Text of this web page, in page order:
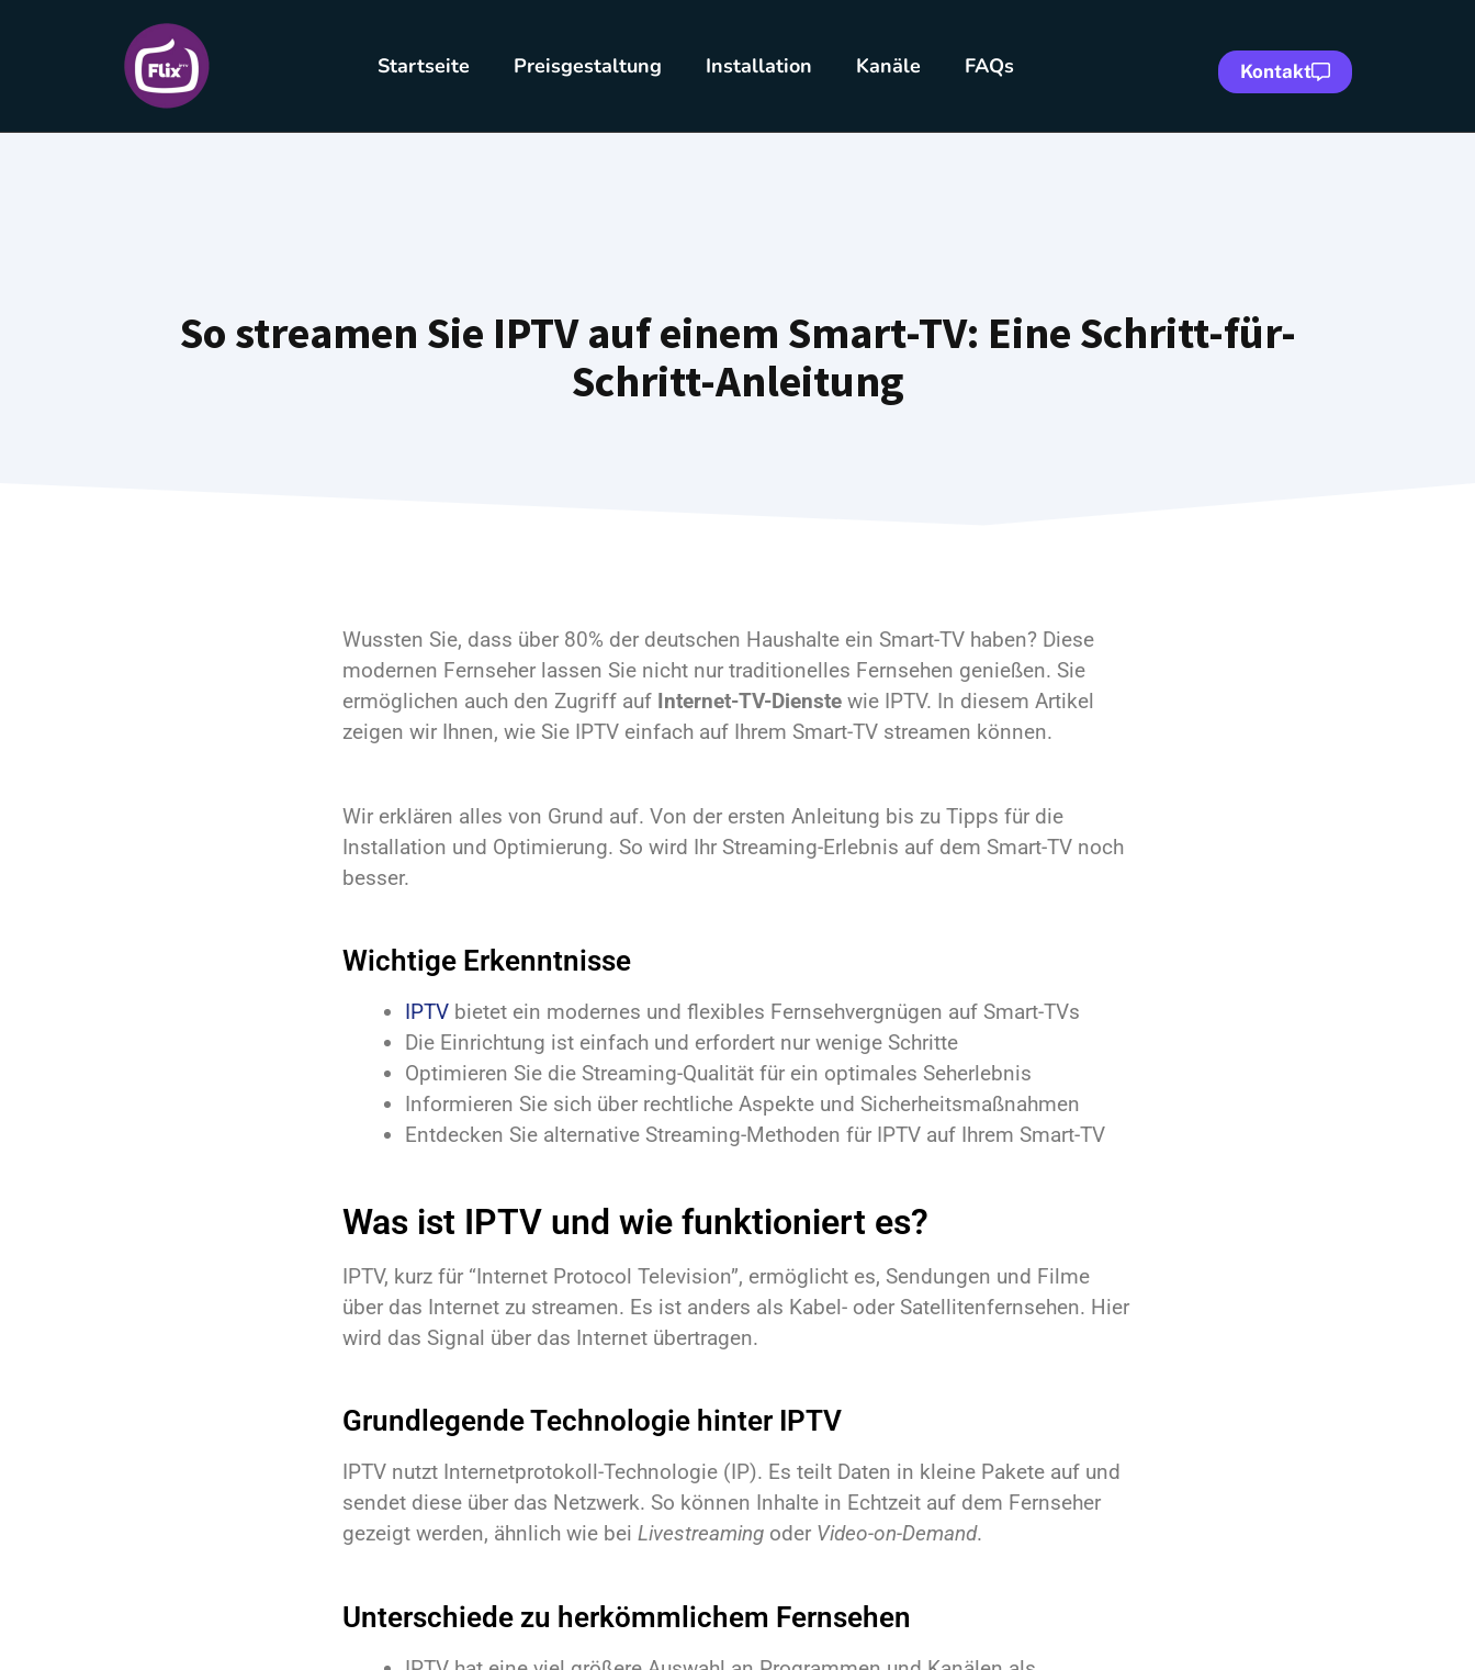
Startseite Preisgestaltung Installation Kanäle FAQs Kontakt
So streamen Sie IPTV auf einem Smart-TV: Eine Schritt-für-
Schritt-Anleitung
Wussten Sie, dass über 80% der deutschen Haushalte ein Smart-TV haben? Diese
modernen Fernseher lassen Sie nicht nur traditionelles Fernsehen genießen. Sie
ermöglichen auch den Zugriff auf Internet-TV-Dienste wie IPTV. In diesem Artikel
zeigen wir Ihnen, wie Sie IPTV einfach auf Ihrem Smart-TV streamen können.
Wir erklären alles von Grund auf. Von der ersten Anleitung bis zu Tipps für die
Installation und Optimierung. So wird Ihr Streaming-Erlebnis auf dem Smart-TV noch
besser.
Wichtige Erkenntnisse
IPTV bietet ein modernes und flexibles Fernsehvergnügen auf Smart-TVs
Die Einrichtung ist einfach und erfordert nur wenige Schritte
Optimieren Sie die Streaming-Qualität für ein optimales Seherlebnis
Informieren Sie sich über rechtliche Aspekte und Sicherheitsmaßnahmen
Entdecken Sie alternative Streaming-Methoden für IPTV auf Ihrem Smart-TV
Was ist IPTV und wie funktioniert es?
IPTV, kurz für “Internet Protocol Television”, ermöglicht es, Sendungen und Filme
über das Internet zu streamen. Es ist anders als Kabel- oder Satellitenfernsehen. Hier
wird das Signal über das Internet übertragen.
Grundlegende Technologie hinter IPTV
IPTV nutzt Internetprotokoll-Technologie (IP). Es teilt Daten in kleine Pakete auf und
sendet diese über das Netzwerk. So können Inhalte in Echtzeit auf dem Fernseher
gezeigt werden, ähnlich wie bei Livestreaming oder Video-on-Demand.
Unterschiede zu herkömmlichem Fernsehen